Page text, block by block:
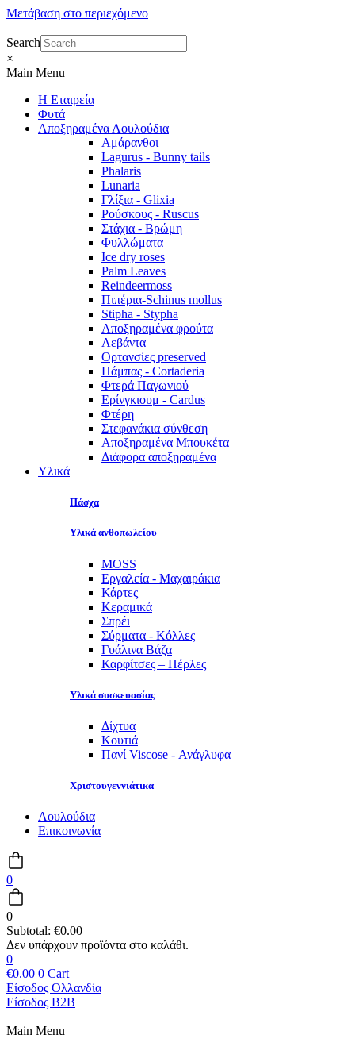
Μετάβαση στο περιεχόμενο
Search
×
Main Menu
Η Εταιρεία
Φυτά
Αποξηραμένα Λουλούδια
Αμάρανθοι
Lagurus - Bunny tails
Phalaris
Lunaria
Γλίξια - Glixia
Ρούσκους - Ruscus
Στάχια - Βρώμη
Φυλλώματα
Ice dry roses
Palm Leaves
Reindeermoss
Πιπέρια-Schinus mollus
Stipha - Stypha
Αποξηραμένα φρούτα
Λεβάντα
Ορτανσίες preserved
Πάμπας - Cortaderia
Φτερά Παγωνιού
Ερίνγκιουμ - Cardus
Φτέρη
Στεφανάκια σύνθεση
Αποξηραμένα Μπουκέτα
Διάφορα αποξηραμένα
Υλικά
Πάσχα
Υλικά ανθοπωλείου
MOSS
Εργαλεία - Μαχαιράκια
Κάρτες
Κεραμικά
Σπρέι
Σύρματα - Κόλλες
Γυάλινα Βάζα
Καρφίτσες – Πέρλες
Υλικά συσκευασίας
Δίχτυα
Κουτιά
Πανί Viscose - Ανάγλυφα
Χριστουγεννιάτικα
Λουλούδια
Επικοινωνία
0
0
Subtotal: €0.00
0
€0.00 0 Cart
Είσοδος Ολλανδία
Είσοδος B2B
Main Menu